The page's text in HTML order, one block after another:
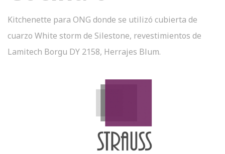
Kitchenette para ONG donde se utilizó cubierta de
cuarzo White storm de Silestone, revestimientos de
Lamitech Borgu DY 2158, Herrajes Blum.